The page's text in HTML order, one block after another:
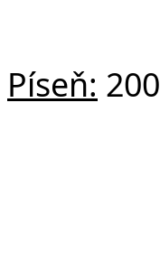
Píseň: 200